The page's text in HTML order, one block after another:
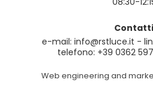
Contatti
e-mail: info@rstluce.it -
telefono: +39 0362
Web engineering and